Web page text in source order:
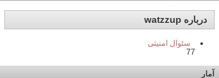
درباره watzzup
سئوال امنیتی
77
آمار